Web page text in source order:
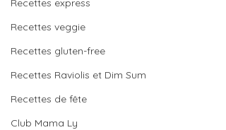
Recettes express
Recettes veggie
Recettes gluten-free
Recettes Raviolis et Dim Sum
Recettes de fête
Club Mama Ly